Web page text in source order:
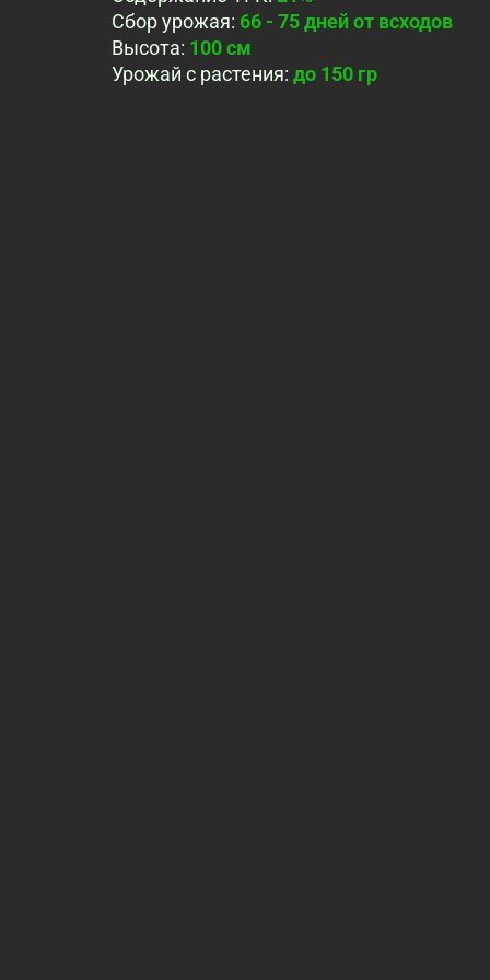
Сбор урожая: 66 - 75 дней от всходов
Высота: 100 cм
Урожай с растения: до 150 гр